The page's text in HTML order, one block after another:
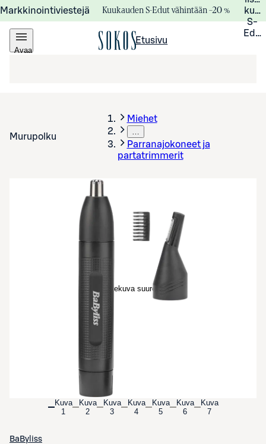
Markkinointiviestejä Kuukauden S-Edut vähintään –20 %
S-
Avaa
Etusivu
Murupolku
Miehet
…
Parranajokoneet ja
partatrimmerit
Avaa tuotekuva suurennettuna
Kuva
1
Kuva
2
Kuva
3
Kuva
4
Kuva
5
Kuva
6
Kuva
7
BaByliss